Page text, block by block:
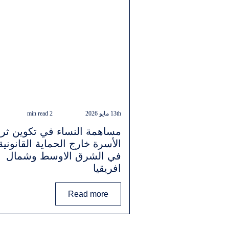
13th مايو 2026 2 min read
مساهمة النساء في تكوين
الأسرة خارج الحماية
في الشرق الاوسط وشمال
افريقيا
Read more